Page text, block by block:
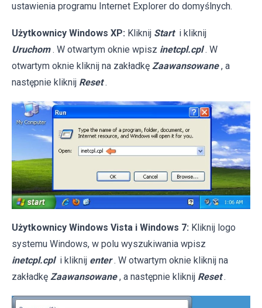
ustawienia programu Internet Explorer do domyślnych.
Użytkownicy Windows XP: Kliknij Start i kliknij
Uruchom . W otwartym oknie wpisz inetcpl.cpl . W
otwartym oknie kliknij na zakładkę Zaawansowane , a
następnie kliknij Reset .
Użytkownicy Windows Vista i Windows 7: Kliknij logo
systemu Windows, w polu wyszukiwania wpisz
inetcpl.cpl i kliknij enter . W otwartym oknie kliknij na
zakładkę Zaawansowane , a następnie kliknij Reset .